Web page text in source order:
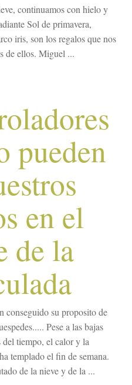
continuamos con hielo y
Sol de primavera,
iris, son los regalos que nos
de ellos. Miguel ...
pueden
en el
de la
conseguido su proposito de
Pese a las bajas
del tiempo, el calor y la
templado el fin de semana.
de la nieve y de la ...